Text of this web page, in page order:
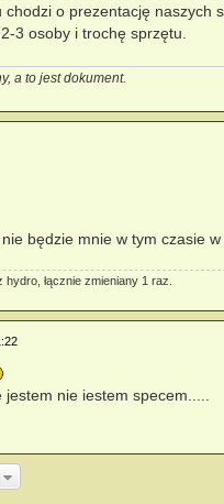
o prezentację
3 osoby i trochę sprzętu.
a to jest dokument.
będzie mnie w tym czasie
hydro, łącznie zmieniany 1 raz.
nie iestem specem.....